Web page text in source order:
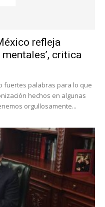
refleja
critica
fuertes palabras para lo que
hechos en algunas
orgullosamente...